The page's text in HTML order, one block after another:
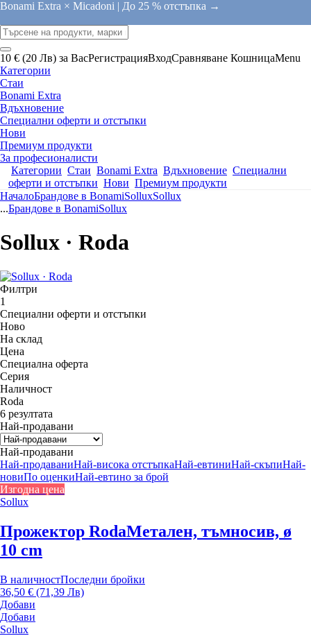
Bonami Extra × Micadoni | До 25 % отстъпка →
10 € (20 Лв) за ВасРегистрацияВходСравняване КошницаMenu
Категории
Стаи
Bonami Extra
Вдъхновение
Специални оферти и отстъпки
Нови
Премиум продукти
За професионалисти
Категории Стаи Bonami Extra Вдъхновение Специални
оферти и отстъпки Нови Премиум продукти
НачалоБрандове в BonamiSolluxSollux
...Брандове в BonamiSollux
Sollux · Roda
Филтри
1
Специални оферти и отстъпки
Новo
На склад
Цена
Специална оферта
Серия
Наличност
Roda
6 резултата
Най-продавани
Най-продавани
Най-продаваниНай-висока отстъпкаНай-евтиниНай-скъпиНай-
новиПо оценкиНай-евтино за брой
Изгодна цена
Sollux
Прожектор RodaМетален, тъмносив, ø
10 cm
В наличностПоследни бройки
36,50 € (71,39 Лв)
Добави
Добави
Sollux